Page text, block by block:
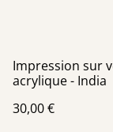
Impression sur
acrylique - India
30,00 €